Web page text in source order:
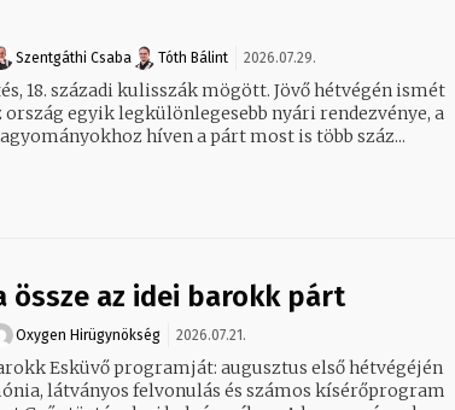
Szentgáthi Csaba Tóth Bálint 2026.07.29.
18. századi kulisszák mögött. Jövő hétvégén ismét
ország egyik legkülönlegesebb nyári rendezvénye, a
híven a párt most is több száz...
össze az idei barokk párt
Oxygen Hirügynökség 2026.07.21.
Esküvő programját: augusztus első hétvégéjén
látványos felvonulás és számos kísérőprogram